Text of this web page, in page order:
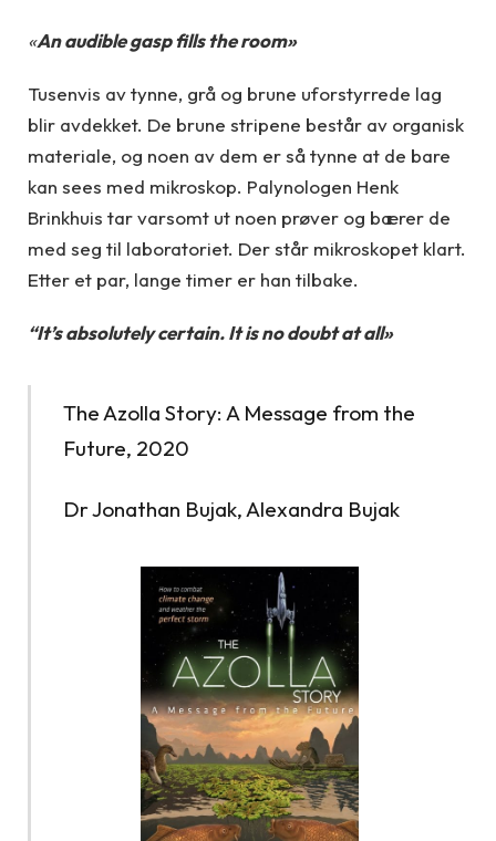
«An audible gasp fills the room»
Tusenvis av tynne, grå og brune uforstyrrede lag
blir avdekket. De brune stripene består av organisk
materiale, og noen av dem er så tynne at de bare
kan sees med mikroskop. Palynologen Henk
Brinkhuis tar varsomt ut noen prøver og bærer de
med seg til laboratoriet. Der står mikroskopet klart.
Etter et par, lange timer er han tilbake.
“It’s absolutely certain. It is no doubt at all»
The Azolla Story: A Message from the
Future, 2020
Dr Jonathan Bujak, Alexandra Bujak